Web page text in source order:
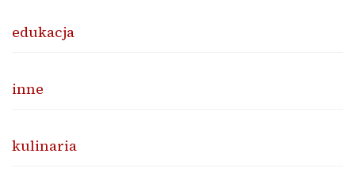
edukacja
inne
kulinaria